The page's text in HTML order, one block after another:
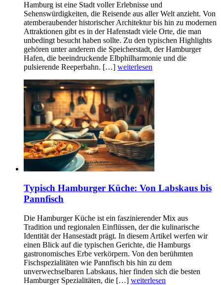
Hamburg ist eine Stadt voller Erlebnisse und
Sehenswürdigkeiten, die Reisende aus aller Welt anzieht. Von
atemberaubender historischer Architektur bis hin zu modernen
Attraktionen gibt es in der Hafenstadt viele Orte, die man
unbedingt besucht haben sollte. Zu den typischen Highlights
gehören unter anderem die Speicherstadt, der Hamburger
Hafen, die beeindruckende Elbphilharmonie und die
pulsierende Reeperbahn. […] weiterlesen
Typisch Hamburger Küche: Von Labskaus bis
Pannfisch
Die Hamburger Küche ist ein faszinierender Mix aus
Tradition und regionalen Einflüssen, der die kulinarische
Identität der Hansestadt prägt. In diesem Artikel werfen wir
einen Blick auf die typischen Gerichte, die Hamburgs
gastronomisches Erbe verkörpern. Von den berühmten
Fischspezialitäten wie Pannfisch bis hin zu dem
unverwechselbaren Labskaus, hier finden sich die besten
Hamburger Spezialitäten, die […] weiterlesen